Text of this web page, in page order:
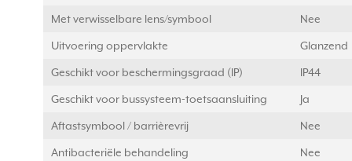
Met verwisselbare lens/symbool Nee
Uitvoering oppervlakte Glanzend
Geschikt voor beschermingsgraad (IP) IP44
Geschikt voor bussysteem-toetsaansluiting Ja
Aftastsymbool / barrièrevrij Nee
Antibacteriële behandeling Nee